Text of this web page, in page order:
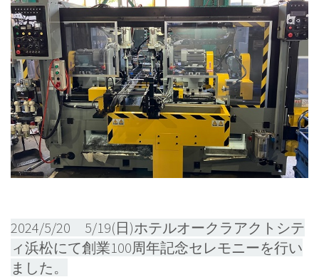
2024/5/20 5/19(日)ホテルオークラアクトシテ
ィ浜松にて創業100周年記念セレモニーを行い
ました。